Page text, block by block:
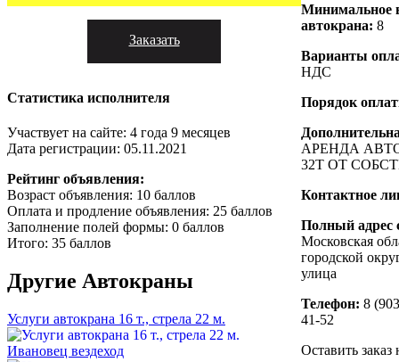
Заказать
Статистика исполнителя
Участвует на сайте: 4 года 9 месяцев
Дата регистрации: 05.11.2021
Рейтинг объявления:
Возраст объявления: 10 баллов
Оплата и продление объявления: 25 баллов
Заполнение полей формы: 0 баллов
Итого: 35 баллов
Другие Автокраны
Услуги автокрана 16 т., стрела 22 м.
Ивановец вездеход
Минимальное
автокрана: 8
Варианты
НДС
Порядок
АРЕНДА
32Т ОТ
Контактное
Полный адрес
Московская
городской
улица
Телефон: 8
41-52
Оставить заказ